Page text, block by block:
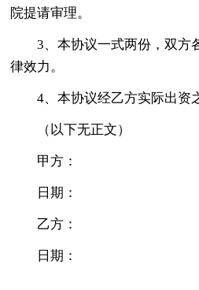
院提请审理。
3、本协议一式两份，双方
律效力。
4、本协议经乙方实际出资
（以下无正文）
甲方：
日期：
乙方：
日期：